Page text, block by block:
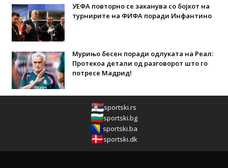
УЕФА повторно се заканува со бојкот на
турнирите на ФИФА поради Инфантино
Мурињо бесен поради одлуката на Реал:
Протекоа детали од разговорот што го
потресе Мадрид!
sportski.rs
sportski.bg
sportski.ba
sportski.dk